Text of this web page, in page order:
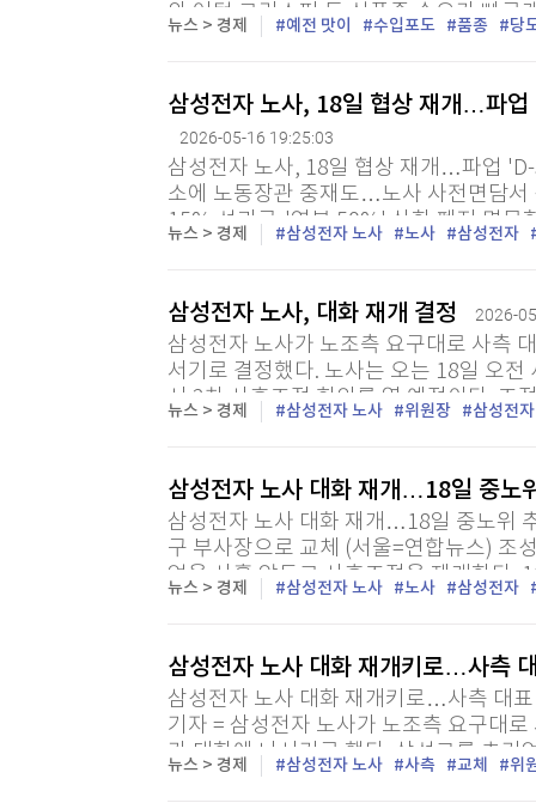
와 어텀 크리스피 등 신품종 수요가 빠르
흑포도, 청포도, 적포도로 나뉜다. 흑포
뉴스 > 경제 예전 맛이 수입포도 품종 당
삼성전자 노사, 18일 협상 재개…파
2026-05-16 19:25:03
삼성전자 노사, 18일 협상 재개…파업
소에 노동장관 중재도…노사 사전면담서
15% 성과급·'연봉 50%' 상한 폐지 명문
기자 = 삼성전자 노사가 오는 21일로 예
뉴스 > 경제 삼성전자 노사 노사 삼성전자
삼성전자 노사, 대화 재개 결정 2026-
삼성전자 노사가 노조측 요구대로 사측
서기로 결정했다. 노사는 오는 18일 오
서 2차 사후조정 회의를 열 예정이다. 조
다. 삼성그룹 초기업노동조합 삼성전자
뉴스 > 경제 삼성전자 노사 위원장 삼성전자
삼성전자 노사 대화 재개…18일 중노
삼성전자 노사 대화 재개…18일 중노위
구 부사장으로 교체 (서울=연합뉴스) 조
업을 사흘 앞두고 사후조정을 재개한다.
뉴스 > 경제 삼성전자 노사 노사 삼성전자
삼성전자 노사 대화 재개키로…사측
삼성전자 노사 대화 재개키로…사측 대
기자 = 삼성전자 노사가 노조측 요구대
가 대화에 나서기로 했다. 삼성그룹 초
조) 최승호 위원장은 이날 "사측 대표교
뉴스 > 경제 삼성전자 노사 사측 교체 위